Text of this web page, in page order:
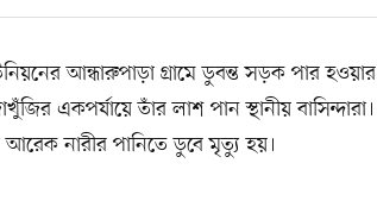
আন্ধারুপাড়া গ্রামে ডুবন্ত সড়ক পার হওয়ার
একপর্যায়ে তাঁর লাশ পান স্থানীয় বাসিন্দারা।
নারীর পানিতে ডুবে মৃত্যু হয়।